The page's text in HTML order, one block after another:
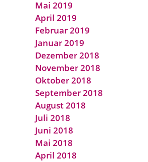
Mai 2019
April 2019
Februar 2019
Januar 2019
Dezember 2018
November 2018
Oktober 2018
September 2018
August 2018
Juli 2018
Juni 2018
Mai 2018
April 2018